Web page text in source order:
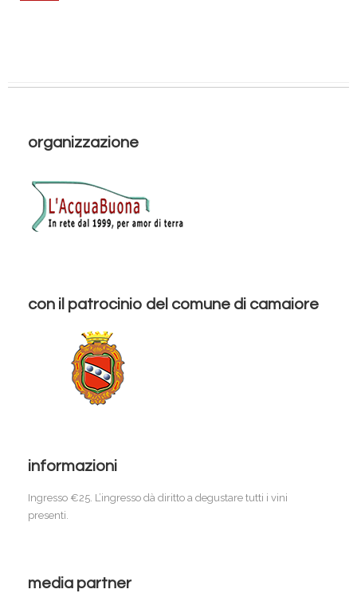
organizzazione
con il patrocinio del comune di camaiore
informazioni
Ingresso €25. L’ingresso dà diritto a degustare tutti i vini
presenti.
media partner